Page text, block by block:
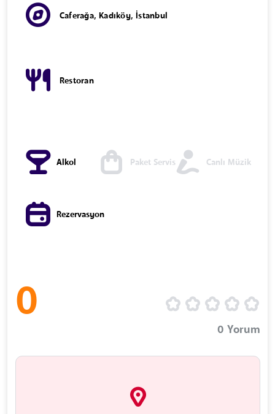
Caferağa, Kadıköy, İstanbul
Restoran
Alkol Paket Servis Canlı Müzik
Rezervasyon
0
0 Yorum